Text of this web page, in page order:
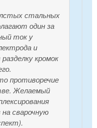
стальных
один за
ток у
и
кромок
противоречие
Желаемый
сварочную